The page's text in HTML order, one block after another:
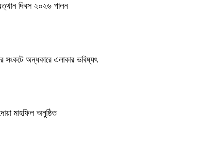
দিবস ২০২৬ পালন
সংকটে অন্ধকারে এলাকার ভবিষ্যৎ
মাহফিল অনুষ্ঠিত